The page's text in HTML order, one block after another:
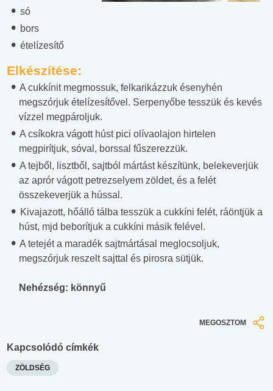
só
bors
ételízesítő
Elkészítése:
A cukkínit megmossuk, felkarikázzuk ésenyhén
megszórjuk ételízesítővel. Serpenyőbe tesszük és kevés
vízzel megpároljuk.
A csíkokra vágott húst pici olívaolajon hirtelen
megpirítjuk, sóval, borssal fűszerezzük.
A tejből, lisztből, sajtból mártást készítünk, belekeverjük
az aprór vágott petrezselyem zöldet, és a felét
összekeverjük a hússal.
Kivajazott, hőálló tálba tesszük a cukkíni felét, ráöntjük a
húst, mjd beborítjuk a cukkíni másik felével.
A tetejét a maradék sajtmártásal meglocsoljuk,
megszórjuk reszelt sajttal és pirosra sütjük.
Nehézség: könnyű
MEGOSZTOM
Kapcsolódó címkék
ZÖLDSÉG